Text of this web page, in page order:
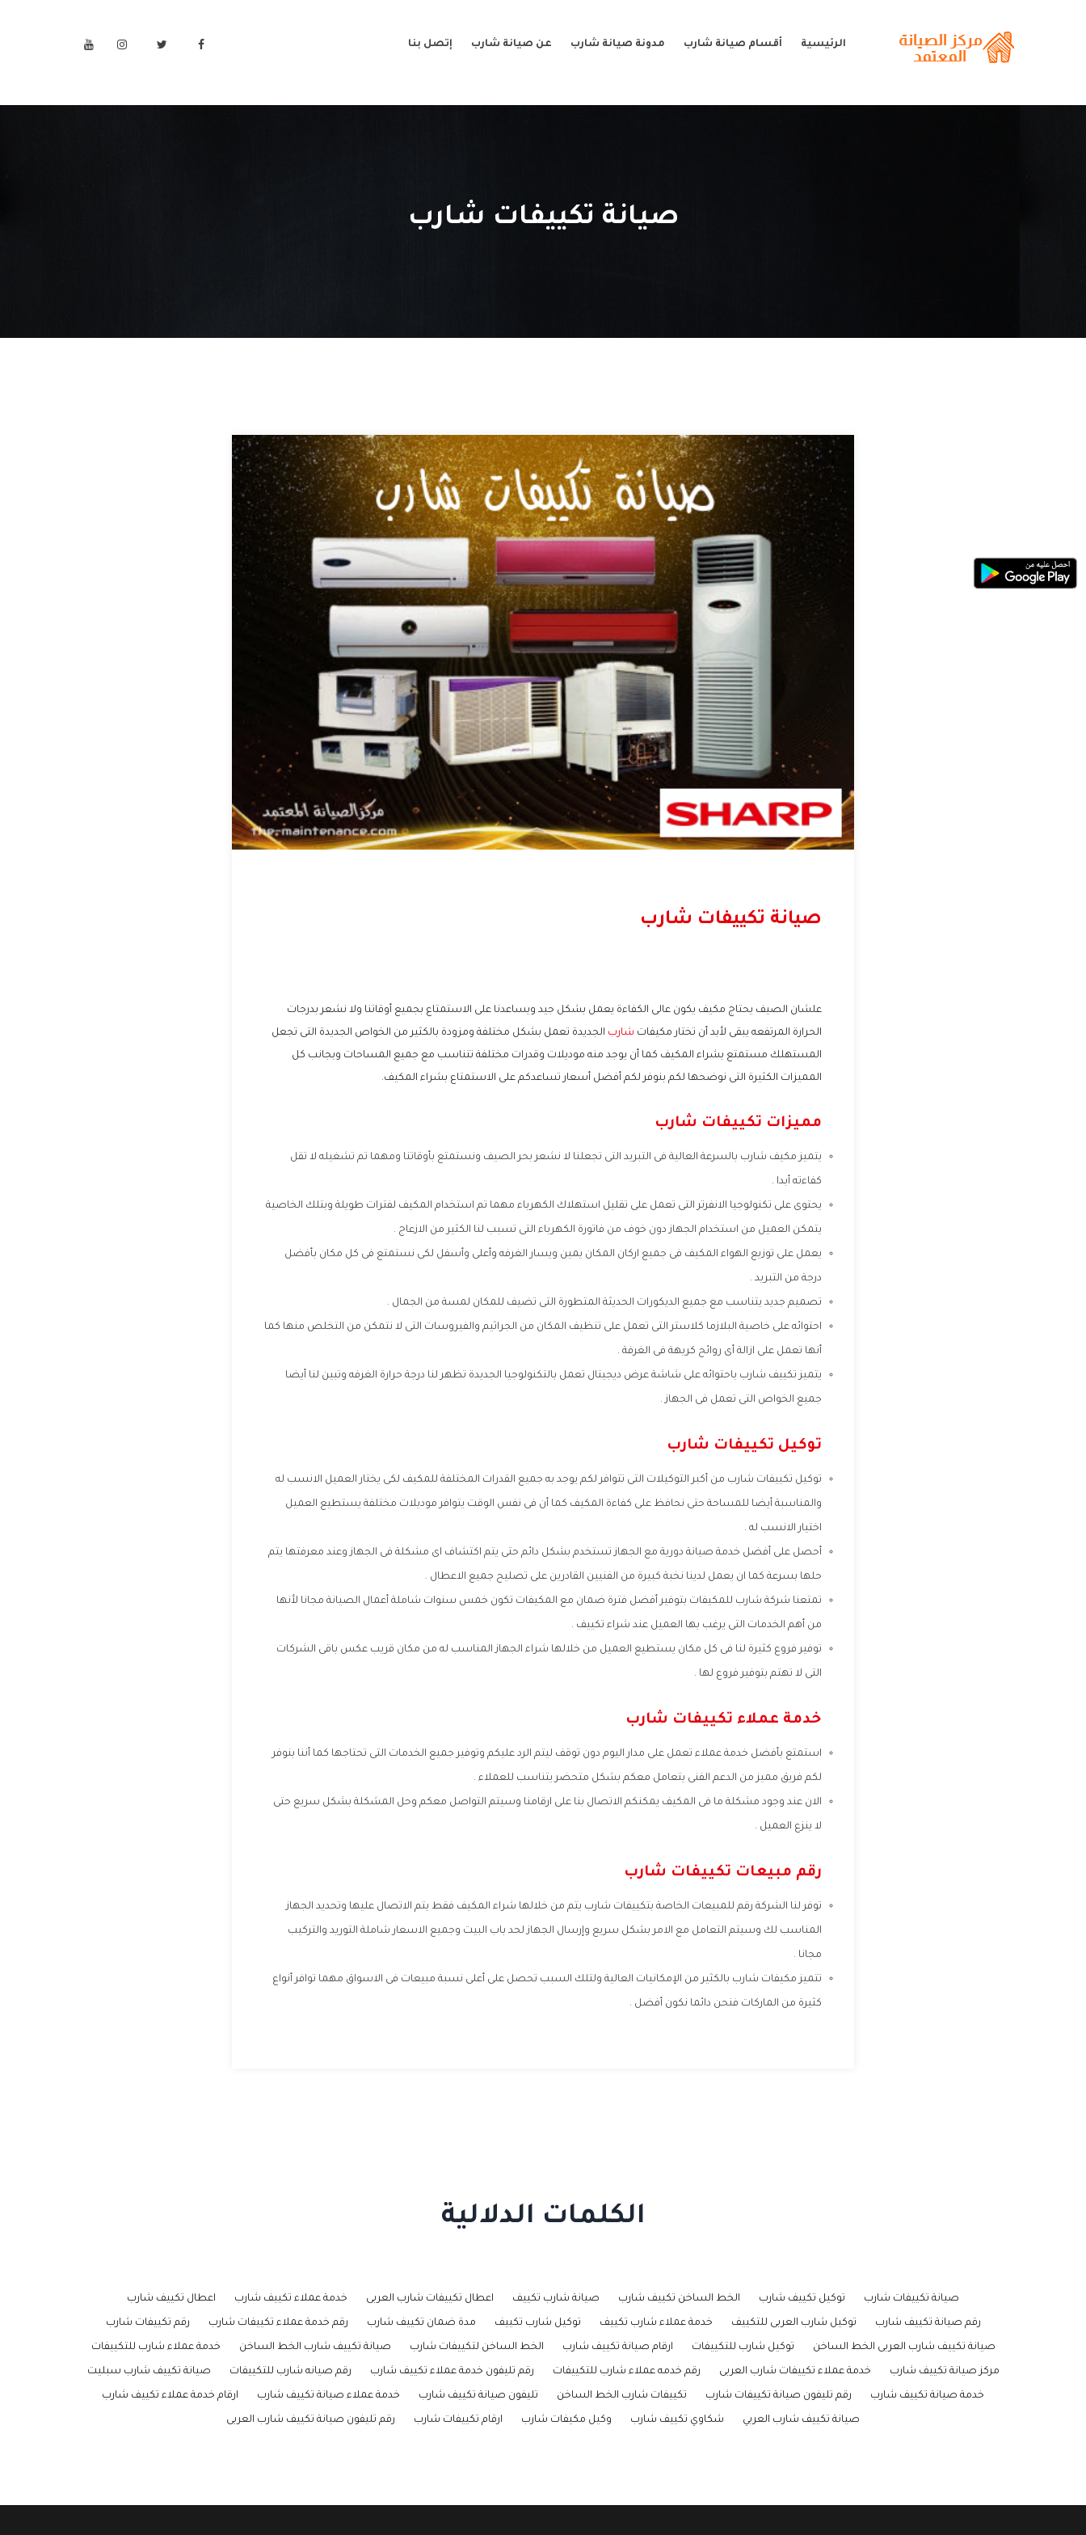
الرئيسية أقسام صيانة شارب مدونة صيانة شارب عن صيانة شارب إتصل بنا
صيانة تكييفات شارب
صيانة تكييفات شارب
علشان الصيف يحتاج مكيف يكون عالى الكفاءة يعمل بشكل جيد ويساعدنا على الاستمتاع بجميع أوقاتنا ولا نشعر بدرجات
الحرارة المرتفعه يبقى لأبد أن تختار مكيفات شارب الجديدة تعمل بشكل مختلفة ومزودة بالكثير من الخواص الجديدة التى تجعل
المستهلك مستمتع بشراء المكيف كما أن يوجد منه موديلات وقدرات مختلفة تتناسب مع جميع المساحات وبجانب كل
المميزات الكثيرة التى نوضحها لكم بنوفر لكم أفضل أسعار تساعدكم على الاستمتاع بشراء المكيف.
مميزات تكييفات شارب
يتميز مكيف شارب بالسرعة العالية فى التبريد التى تجعلنا لا نشعر بحر الصيف ونستمتع بأوقاتنا ومهما تم تشغيله لا تقل
كفاءته أبدا .
يحتوى على تكنولوجيا الانفرتر التى تعمل على تقليل استهلاك الكهرباء مهما تم استخدام المكيف لفترات طويلة وبتلك الخاصية
يتمكن العميل من استخدام الجهاز دون خوف من فاتورة الكهرباء التى تسبب لنا الكثير من الازعاج .
يعمل على توزيع الهواء المكيف فى جميع اركان المكان يمين ويسار الغرفه وأعلى وأسفل لكى نستمتع فى كل مكان بأفضل
درجة من التبريد .
تصميم جديد يتناسب مع جميع الديكورات الحديثة المتطورة التى تضيف للمكان لمسة من الجمال .
احتوائه على خاصية البلازما كلاستر التى تعمل على تنظيف المكان من الجراثيم والفيروسات التى لا نتمكن من التخلص منها كما
أنها تعمل على ازالة أى روائح كريهة فى الغرفة .
يتميز تكييف شارب باحتوائه على شاشة عرض ديجيتال تعمل بالتكنولوجيا الجديدة تظهر لنا درجة حرارة الغرفه وتبين لنا أيضا
جميع الخواص التى تعمل فى الجهاز .
توكيل تكييفات شارب
توكيل تكييفات شارب من أكبر التوكيلات التى تتوافر لكم يوجد به جميع القدرات المختلفة للمكيف لكى يختار العميل الانسب له
والمناسبة أيضا للمساحة حتى نحافظ على كفاءة المكيف كما أن فى نفس الوقت يتوافر موديلات مختلفة يستطيع العميل
اختيار الانسب له .
أحصل على أفضل خدمة صيانة دورية مع الجهاز تستخدم بشكل دائم حتى يتم اكتشاف اى مشكلة فى الجهاز وعند معرفتها يتم
حلها بسرعة كما ان يعمل لدينا نخبة كبيرة من الفنيين القادرين على تصليح جميع الاعطال .
تمتعنا شركة شارب للمكيفات بتوفير أفضل فترة ضمان مع المكيفات تكون خمس سنوات شاملة أعمال الصيانة مجانا لأنها
من أهم الخدمات التى يرغب بها العميل عند شراء تكييف .
توفير فروع كثيرة لنا فى كل مكان يستطيع العميل من خلالها شراء الجهاز المناسب له من مكان قريب عكس باقى الشركات
التى لا تهتم بتوفير فروع لها .
خدمة عملاء تكييفات شارب
استمتع بأفضل خدمة عملاء تعمل على مدار اليوم دون توقف ليتم الرد عليكم وتوفير جميع الخدمات التى تحتاجها كما أننا بنوفر
لكم فريق مميز من الدعم الفنى يتعامل معكم بشكل متحضر يتناسب للعملاء .
الان عند وجود مشكلة ما فى المكيف يمكنكم الاتصال بنا على ارقامنا وسيتم التواصل معكم وحل المشكلة بشكل سريع حتى
لا ينزع العميل .
رقم مبيعات تكييفات شارب
توفر لنا الشركة رقم للمبيعات الخاصة بتكييفات شارب يتم من خلالها شراء المكيف فقط يتم الاتصال عليها وتحديد الجهاز
المناسب لك وسيتم التعامل مع الامر بشكل سريع وإرسال الجهاز لحد باب البيت وجميع الاسعار شاملة التوريد والتركيب
مجانا .
تتميز مكيفات شارب بالكثير من الإمكانيات العالية ولتلك السبب تحصل على أعلى نسبة مبيعات فى الاسواق مهما توافر أنواع
كثيرة من الماركات فنحن دائما نكون أفضل .
الكلمات الدلالية
صيانة تكييفات شارب توكيل تكييف شارب الخط الساخن تكييف شارب صيانة شارب تكييف اعطال تكييفات شارب العربى خدمة عملاء تكييف شارب اعطال تكييف شارب
رقم صيانة تكييف شارب توكيل شارب العربى للتكييف خدمة عملاء شارب تكييف توكيل شارب تكييف مدة ضمان تكييف شارب رقم خدمة عملاء تكييفات شارب رقم تكييفات شارب
صيانة تكييف شارب العربى الخط الساخن توكيل شارب للتكييفات ارقام صيانة تكييف شارب الخط الساخن لتكييفات شارب صيانة تكييف شارب الخط الساخن خدمة عملاء شارب للتكييفات
مركز صيانة تكييف شارب خدمة عملاء تكييفات شارب العربى رقم خدمه عملاء شارب للتكييفات رقم تليفون خدمة عملاء تكييف شارب رقم صيانه شارب للتكييفات صيانة تكييف شارب سبليت
خدمة صيانة تكييف شارب رقم تليفون صيانة تكييفات شارب تكييفات شارب الخط الساخن تليفون صيانة تكييف شارب خدمة عملاء صيانة تكييف شارب ارقام خدمة عملاء تكييف شارب
صيانة تكييف شارب العربي شكاوي تكييف شارب وكيل مكيفات شارب ارقام تكييفات شارب رقم تليفون صيانة تكييف شارب العربى